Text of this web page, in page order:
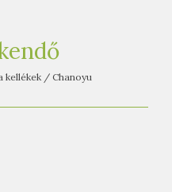
kellékek / Chanoyu